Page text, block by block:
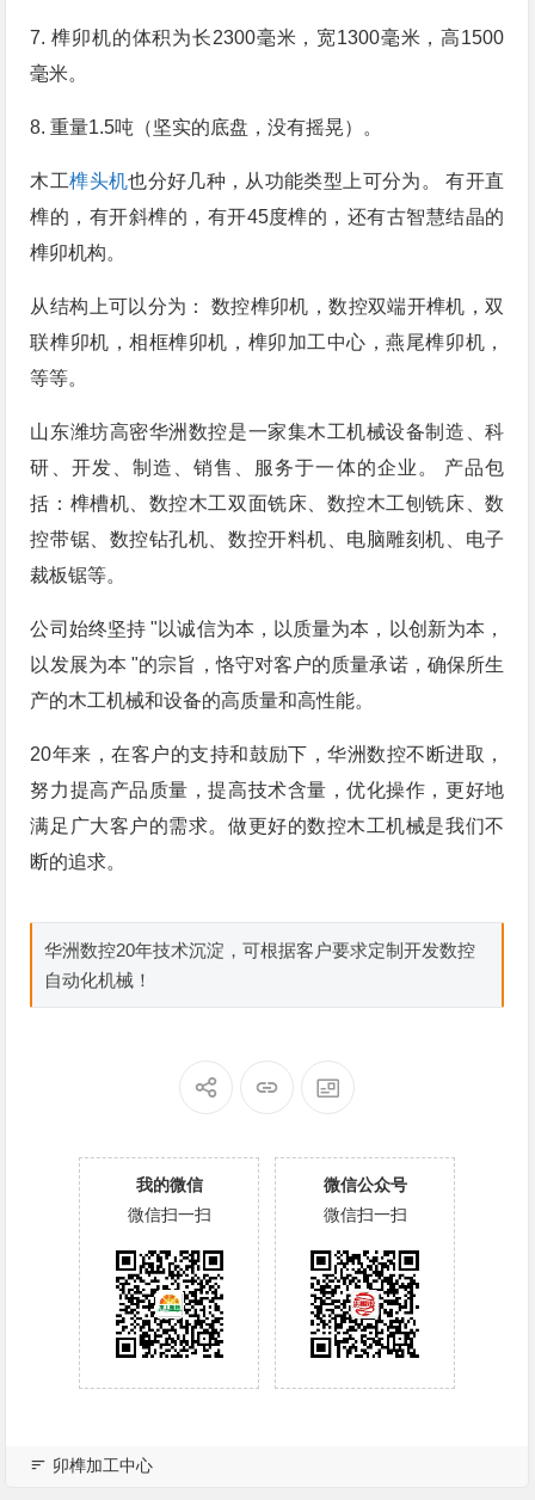
7. 榫卯机的体积为长2300毫米，宽1300毫米，高1500
毫米。
8. 重量1.5吨（坚实的底盘，没有摇晃）。
木工榫头机也分好几种，从功能类型上可分为。 有开直
榫的，有开斜榫的，有开45度榫的，还有古智慧结晶的
榫卯机构。
从结构上可以分为： 数控榫卯机，数控双端开榫机，双
联榫卯机，相框榫卯机，榫卯加工中心，燕尾榫卯机，
等等。
山东潍坊高密华洲数控是一家集木工机械设备制造、科
研、开发、制造、销售、服务于一体的企业。 产品包
括：榫槽机、数控木工双面铣床、数控木工刨铣床、数
控带锯、数控钻孔机、数控开料机、电脑雕刻机、电子
裁板锯等。
公司始终坚持 "以诚信为本，以质量为本，以创新为本，
以发展为本 "的宗旨，恪守对客户的质量承诺，确保所生
产的木工机械和设备的高质量和高性能。
20年来，在客户的支持和鼓励下，华洲数控不断进取，
努力提高产品质量，提高技术含量，优化操作，更好地
满足广大客户的需求。做更好的数控木工机械是我们不
断的追求。
华洲数控20年技术沉淀，可根据客户要求定制开发数控
自动化机械！
我的微信
微信扫一扫
微信公众号
微信扫一扫
卯榫加工中心